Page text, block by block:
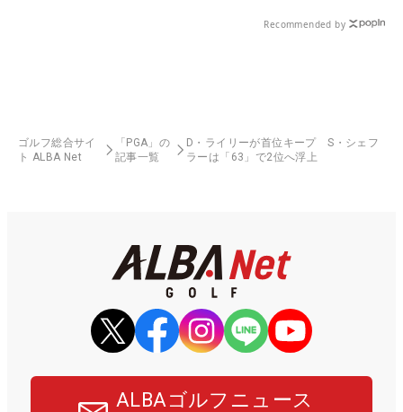
Recommended by
ゴルフ総合サイ
ト ALBA Net
「PGA」の
記事一覧
D・ライリーが首位キープ S・シェフ
ラーは「63」で2位へ浮上
ALBAゴルフニュース